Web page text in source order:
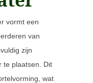
vormt een
van
zijn
te plaatsen. Dit
wat